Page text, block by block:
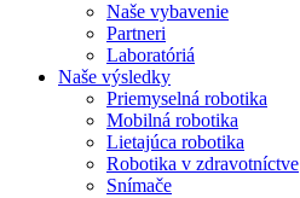
Naše vybavenie
Partneri
Laboratóriá
Naše výsledky
Priemyselná robotika
Mobilná robotika
Lietajúca robotika
Robotika v zdravotníctve
Snímače